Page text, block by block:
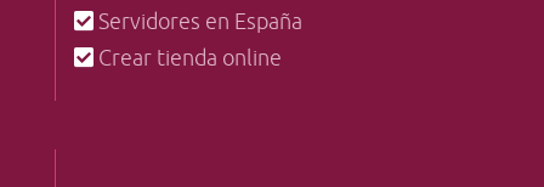
Servidores en España
Crear tienda online